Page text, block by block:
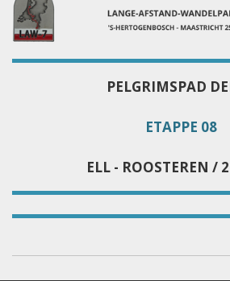
PELGRIMSPAD
ETAPPE 08
ELL - ROOSTEREN /